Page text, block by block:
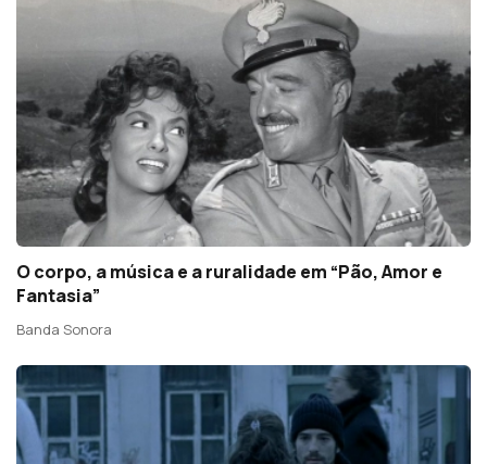
O corpo, a música e a ruralidade em “Pão, Amor e
Fantasia”
Banda Sonora